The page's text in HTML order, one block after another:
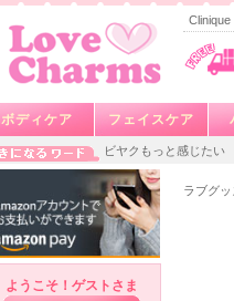
ボディケア フェイスケア
ビヤクもっと感じたい
ようこそ！ゲストさま
ラブグ